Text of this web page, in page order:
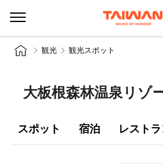
観光 観光スポット
大板根森林温泉リゾ
スポット 宿泊 レスト